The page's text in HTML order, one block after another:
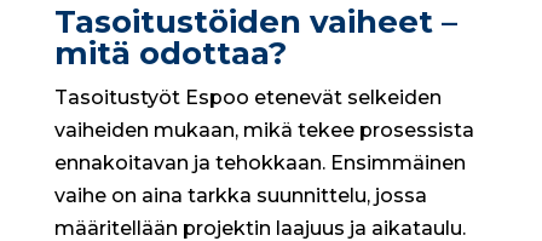
Tasoitustöiden vaiheet –
mitä odottaa?
Tasoitustyöt Espoo etenevät selkeiden
vaiheiden mukaan, mikä tekee prosessista
ennakoitavan ja tehokkaan. Ensimmäinen
vaihe on aina tarkka suunnittelu, jossa
määritellään projektin laajuus ja aikataulu.